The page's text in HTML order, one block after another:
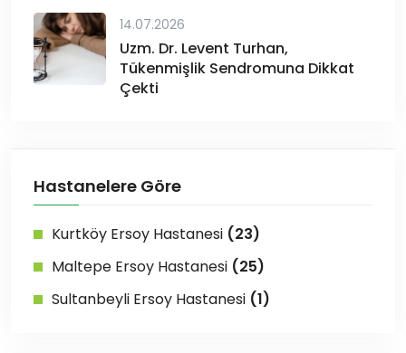
14.07.2026
Uzm. Dr. Levent Turhan,
Tükenmişlik Sendromuna Dikkat
Çekti
Hastanelere Göre
Kurtköy Ersoy Hastanesi (23)
Maltepe Ersoy Hastanesi (25)
Sultanbeyli Ersoy Hastanesi (1)